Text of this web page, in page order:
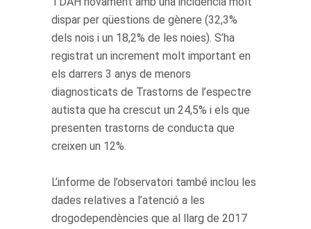
dispar per qüestions de gènere (32,3%
dels nois i un 18,2% de les noies). S’ha
registrat un increment molt important en
els darrers 3 anys de menors
diagnosticats de Trastorns de l’espectre
autista que ha crescut un 24,5% i els que
presenten trastorns de conducta que
creixen un 12%.
L’informe de l’observatori també inclou les
dades relatives a l’atenció a les
drogodependències que al llarg de 2017